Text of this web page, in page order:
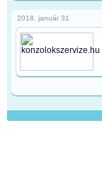
2018. január 31